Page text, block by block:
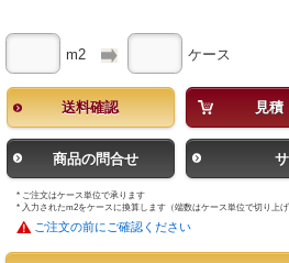
m2 ケース
送料確認 見積
商品の問合せ
* ご注文はケース単位で承ります
* 入力されたm2をケースに換算します（端数はケース単位で切り上げ
ご注文の前にご確認ください